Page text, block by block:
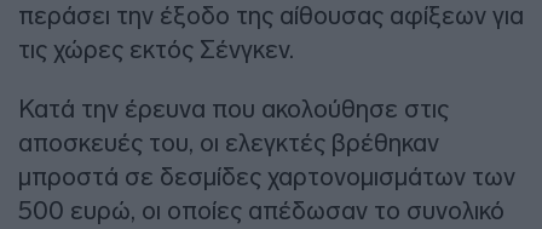
περάσει την έξοδο της αίθουσας αφίξεων για
τις χώρες εκτός Σένγκεν.
Κατά την έρευνα που ακολούθησε στις
αποσκευές του, οι ελεγκτές βρέθηκαν
μπροστά σε δεσμίδες χαρτονομισμάτων των
500 ευρώ, οι οποίες απέδωσαν το συνολικό